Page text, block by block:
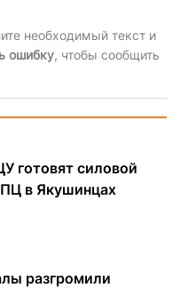
необходимый текст и
ошибку, чтобы сообщить
готовят силовой
в Якушинцах
разгромили